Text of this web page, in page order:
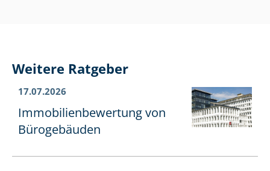
Weitere Ratgeber
17.07.2026
Im­mo­bi­li­en­be­wer­tung von
Bürogebäuden